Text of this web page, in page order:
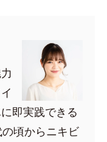
即実践できる
頃からニキビ